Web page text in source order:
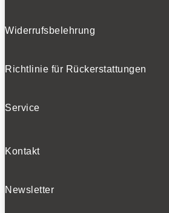
Widerrufsbelehrung
Richtlinie für Rückerstattungen
Service
Kontakt
Newsletter